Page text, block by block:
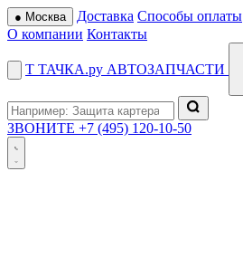
● Москва Доставка Способы оплаты
О компании Контакты
Т ТАЧКА.ру АВТОЗАПЧАСТИ
ЗВОНИТЕ +7 (495) 120-10-50